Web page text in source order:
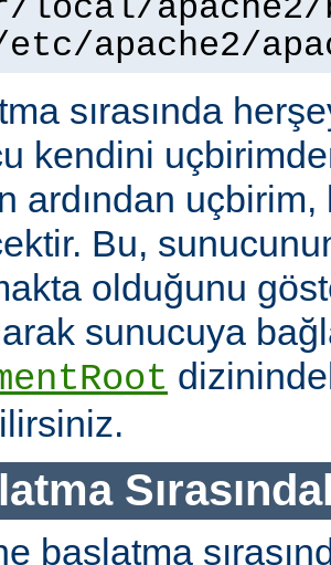
local/
apache2/
sırasında
kendini
ardından
Bu,
olduğunu
sunucuya
başlatma